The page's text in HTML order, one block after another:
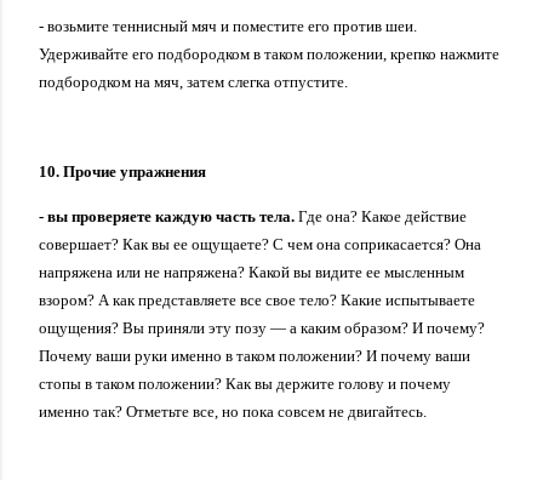
- возьмите теннисный мяч и поместите его против шеи.
Удерживайте его подбородком в таком положении, крепко нажмите
подбородком на мяч, затем слегка отпустите.
10. Прочие упражнения
- вы проверяете каждую часть тела. Где она? Какое действие
совершает? Как вы ее ощущаете? С чем она соприкасается? Она
напряжена или не напряжена? Какой вы видите ее мысленным
взором? А как представляете все свое тело? Какие испытываете
ощущения? Вы приняли эту позу — а каким образом? И почему?
Почему ваши руки именно в таком положении? И почему ваши
стопы в таком положении? Как вы держите голову и почему
именно так? Отметьте все, но пока совсем не двигайтесь.